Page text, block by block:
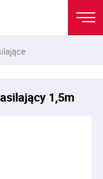
1,5m